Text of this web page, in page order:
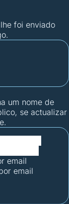
foi enviado
um nome de
se actualizar
email
email